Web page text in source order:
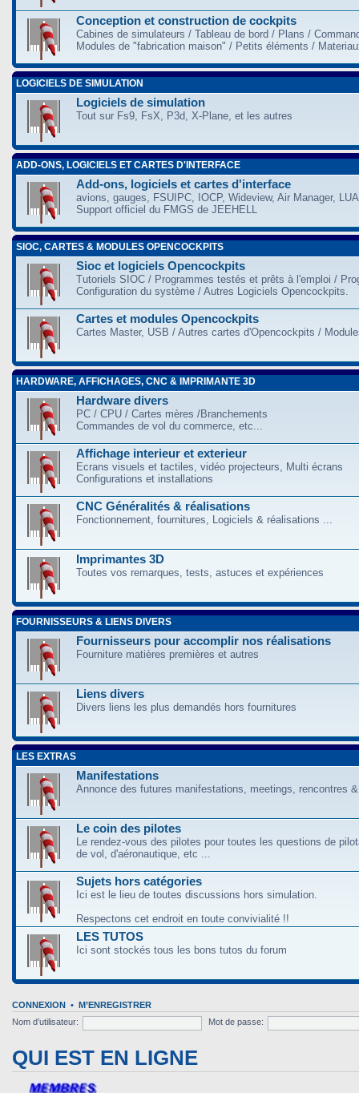
Conception et construction de cockpits
Cabines de simulateurs / Tableau de bord / Plans /
Modules de "fabrication maison" / Petits éléments /
LOGICIELS DE SIMULATION
Logiciels de simulation
Tout sur Fs9, FsX, P3d, X-Plane, et les autres
ADD-ONS, LOGICIELS ET CARTES D'INTERFACE
Add-ons, logiciels et cartes d'interface
avions, gauges, FSUIPC, IOCP, Wideview, Air Manager,
Support officiel du FMGS de JEEHELL
SIOC, CARTES & MODULES OPENCOCKPITS
Sioc et logiciels Opencockpits
Tutoriels SIOC / Programmes testés et prêts à l'emploi /
Configuration du système / Autres Logiciels Opencockpits.
Cartes et modules Opencockpits
Cartes Master, USB / Autres cartes d'Opencockpits /
HARDWARE, AFFICHAGES, CNC & IMPRIMANTE 3D
Hardware divers
PC / CPU / Cartes mères /Branchements
Commandes de vol du commerce, etc...
Affichage interieur et exterieur
Ecrans visuels et tactiles, vidéo projecteurs, Multi écrans
Configurations et installations
CNC Généralités & réalisations
Fonctionnement, fournitures, Logiciels & réalisations ...
Imprimantes 3D
Toutes vos remarques, tests, astuces et expériences
FOURNISSEURS & LIENS DIVERS
Fournisseurs pour accomplir nos réalisations
Fourniture matières premières et autres
Liens divers
Divers liens les plus demandés hors fournitures
LES EXTRAS
Manifestations
Annonce des futures manifestations, meetings, rencontres
Le coin des pilotes
Le rendez-vous des pilotes pour toutes les questions de
de vol, d'aéronautique, etc ...
Sujets hors catégories
Ici est le lieu de toutes discussions hors simulation.
Respectons cet endroit en toute convivialité !!
LES TUTOS
Ici sont stockés tous les bons tutos du forum
CONNEXION • M’ENREGISTRER
Nom d’utilisateur:
Mot de passe:
QUI EST EN LIGNE